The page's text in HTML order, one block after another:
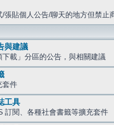
/張貼個人公告/聊天的地方但禁止
與建議
下載」分區的公告，與相關建議
套件
工具
訂閱、各種社會書籤等擴充套件